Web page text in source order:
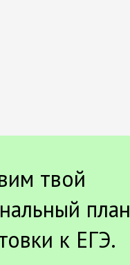
твой
план
к ЕГЭ.